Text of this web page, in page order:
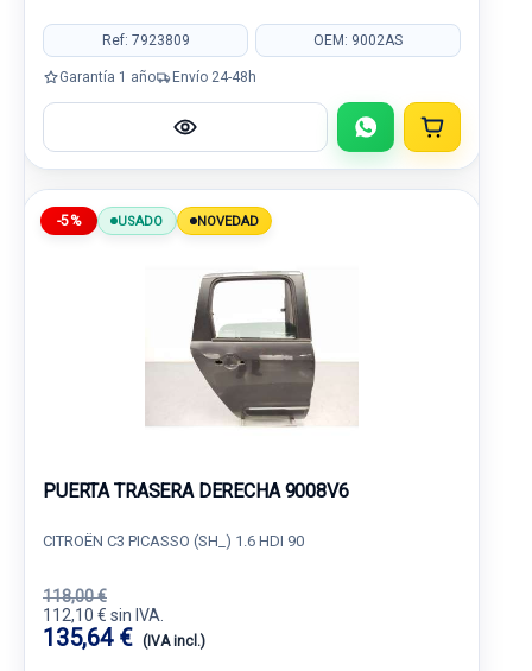
Ref: 7923809 OEM: 9002AS
Garantía 1 año Envío 24-48h
-5% USADO NOVEDAD
PUERTA TRASERA DERECHA 9008V6
CITROËN C3 PICASSO (SH_) 1.6 HDI 90
118,00 €
112,10 € sin IVA.
135,64 € (IVA incl.)